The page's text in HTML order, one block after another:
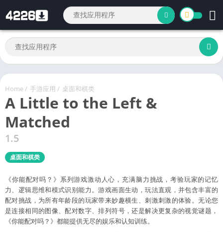
Home/ 手游应用 / 桌面和棋类
A Little to the Left &
Matched
1.5
桌面和棋类
《你能配对吗？》系列游戏激动人心，充满脑力挑战，考验玩家的记忆
力、逻辑思维和模式识别能力。游戏画面生动，玩法直观，并包含丰富的
配对挑战，为所有年龄段的玩家带来妙趣横生、刺激刺激的体验。无论您
是连接相同的图像、配对数字、排列符号，还是解决更复杂的视觉谜题，
《你能配对吗？》都能提供无尽的娱乐和认知训练。